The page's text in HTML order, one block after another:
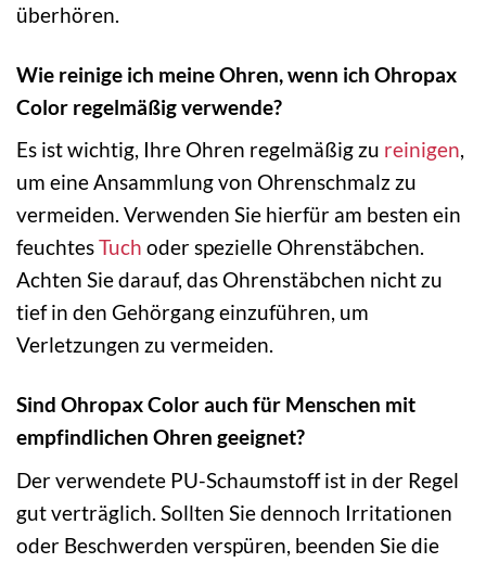
überhören.
Wie reinige ich meine Ohren, wenn ich Ohropax
Color regelmäßig verwende?
Es ist wichtig, Ihre Ohren regelmäßig zu reinigen,
um eine Ansammlung von Ohrenschmalz zu
vermeiden. Verwenden Sie hierfür am besten ein
feuchtesTuch oder spezielle Ohrenstäbchen.
Achten Sie darauf, das Ohrenstäbchen nicht zu
tief in den Gehörgang einzuführen, um
Verletzungen zu vermeiden.
Sind Ohropax Color auch für Menschen mit
empfindlichen Ohren geeignet?
Der verwendete PU-Schaumstoff ist in der Regel
gut verträglich. Sollten Sie dennoch Irritationen
oder Beschwerden verspüren, beenden Sie die